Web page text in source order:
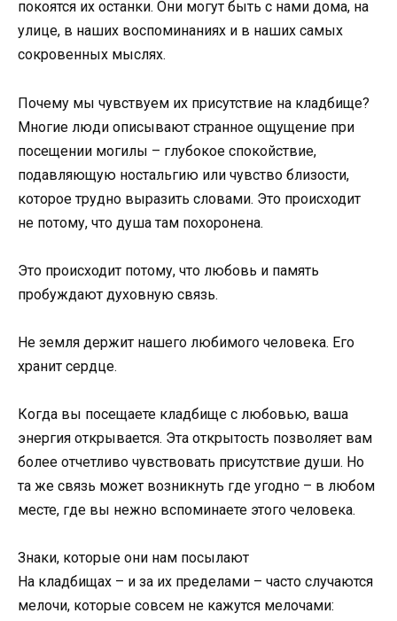
покоятся их останки. Они могут быть с нами дома, на
улице, в наших воспоминаниях и в наших самых
сокровенных мыслях.
Почему мы чувствуем их присутствие на кладбище?
Многие люди описывают странное ощущение при
посещении могилы – глубокое спокойствие,
подавляющую ностальгию или чувство близости,
которое трудно выразить словами. Это происходит
не потому, что душа там похоронена.
Это происходит потому, что любовь и память
пробуждают духовную связь.
Не земля держит нашего любимого человека. Его
хранит сердце.
Когда вы посещаете кладбище с любовью, ваша
энергия открывается. Эта открытость позволяет вам
более отчетливо чувствовать присутствие души. Но
та же связь может возникнуть где угодно – в любом
месте, где вы нежно вспоминаете этого человека.
Знаки, которые они нам посылают
На кладбищах – и за их пределами – часто случаются
мелочи, которые совсем не кажутся мелочами: